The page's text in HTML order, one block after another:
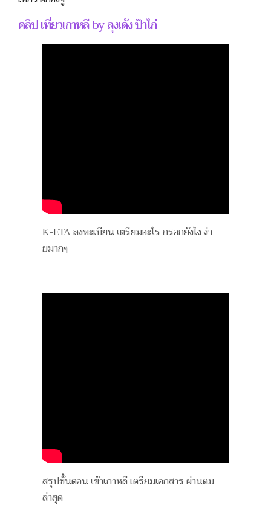
คลิป เที่ยวเกาหลี by ลุงเด้ง ป้าไก่
K-ETA ลงทะเบียน เตรียมอะไร กรอกยังไง ง่า
ยมากๆ
สรุปขั้นตอน เข้าเกาหลี เตรียมเอกสาร ผ่านตม
ล่าสุด